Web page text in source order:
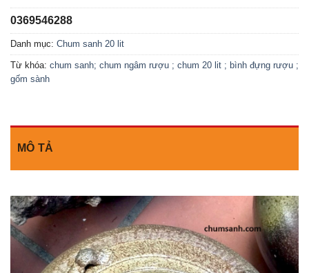
0369546288
Danh mục: Chum sanh 20 lit
Từ khóa: chum sanh; chum ngâm rượu ; chum 20 lit ; bình đựng rượu ;
gốm sành
MÔ TẢ